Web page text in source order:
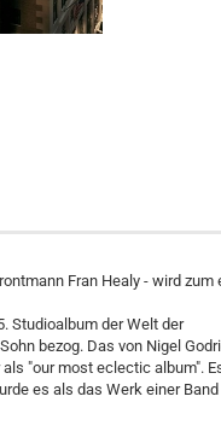
Fran Healy - wird zum
Studioalbum der Welt der
bezog. Das von Nigel
"our most eclectic album".
es als das Werk einer